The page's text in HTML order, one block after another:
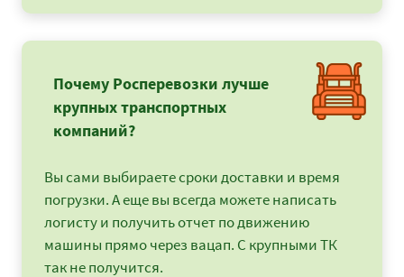
Почему Росперевозки лучше
крупных транспортных
компаний?
Вы сами выбираете сроки доставки и время
погрузки. А еще вы всегда можете написать
логисту и получить отчет по движению
машины прямо через вацап. С крупными ТК
так не получится.